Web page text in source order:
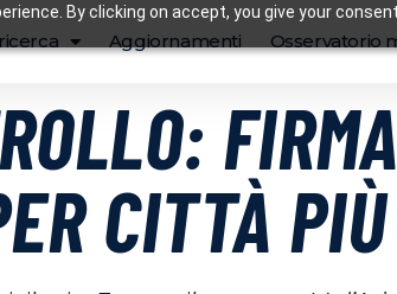
By clicking on accept, you give your
Aggiornamenti Osservatorio
CITTÀ